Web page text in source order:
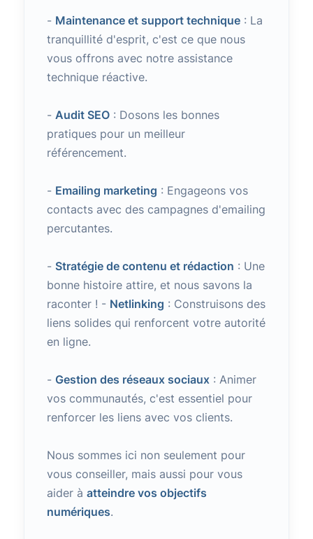
- Maintenance et support technique: La
tranquillité d'esprit, c'est ce que nous
vous offrons avec notre assistance
technique réactive.
- Audit SEO: Dosons les bonnes
pratiques pour un meilleur
référencement.
- Emailing marketing : Engageons vos
contacts avec des campagnes d'emailing
percutantes.
- Stratégie de contenu et rédaction : Une
bonne histoire attire, et nous savons la
raconter ! - Netlinking : Construisons des
liens solides qui renforcent votre autorité
en ligne.
- Gestion des réseaux sociaux: Animer
vos communautés, c'est essentiel pour
renforcer les liens avec vos clients.
Nous sommes ici non seulement pour
vous conseiller, mais aussi pour vous
aider à atteindre vos objectifs
numériques.